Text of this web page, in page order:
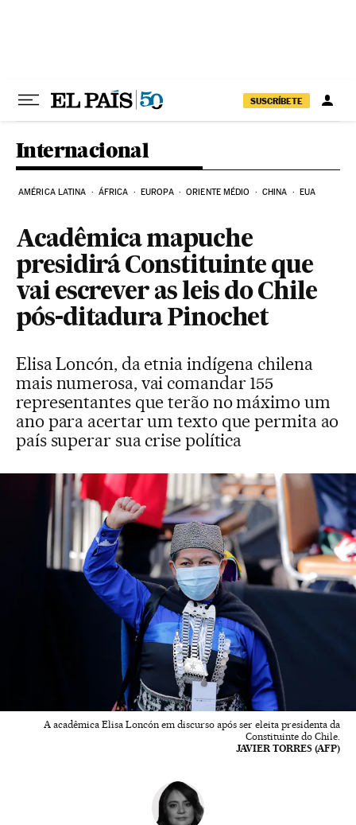
SUSCRÍBETE
Internacional
AMÉRICA LATINA ÁFRICA EUROPA ORIENTE MÉDIO CHINA EUA
Acadêmica mapuche
presidirá Constituinte que
vai escrever as leis do Chile
pós-ditadura Pinochet
Elisa Loncón, da etnia indígena chilena
mais numerosa, vai comandar 155
representantes que terão no máximo um
ano para acertar um texto que permita ao
país superar sua crise política
A acadêmica Elisa Loncón em discurso após ser eleita presidenta da
Constituinte do Chile.
JAVIER TORRES (AFP)